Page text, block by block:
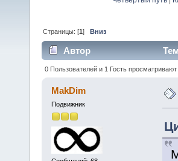
Страницы: [1] Вниз
Автор
0 Пользователей и 1 Гость просматривают
MakDim
Подвижник